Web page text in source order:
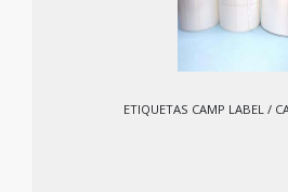
ETIQUETAS CAMP LABEL /